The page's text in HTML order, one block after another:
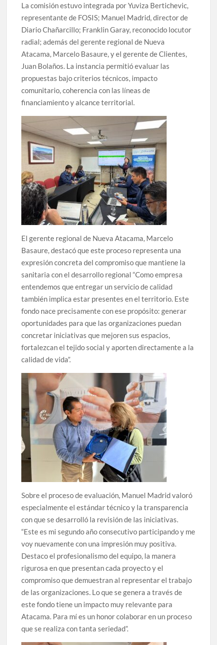
La comisión estuvo integrada por Yuviza Bertichevic,
representante de FOSIS; Manuel Madrid, director de
Diario Chañarcillo; Franklin Garay, reconocido locutor
radial; además del gerente regional de Nueva
Atacama, Marcelo Basaure, y el gerente de Clientes,
Juan Bolaños. La instancia permitió evaluar las
propuestas bajo criterios técnicos, impacto
comunitario, coherencia con las líneas de
financiamiento y alcance territorial.
El gerente regional de Nueva Atacama, Marcelo
Basaure, destacó que este proceso representa una
expresión concreta del compromiso que mantiene la
sanitaria con el desarrollo regional “Como empresa
entendemos que entregar un servicio de calidad
también implica estar presentes en el territorio. Este
fondo nace precisamente con ese propósito: generar
oportunidades para que las organizaciones puedan
concretar iniciativas que mejoren sus espacios,
fortalezcan el tejido social y aporten directamente a la
calidad de vida”.
Sobre el proceso de evaluación, Manuel Madrid valoró
especialmente el estándar técnico y la transparencia
con que se desarrolló la revisión de las iniciativas.
“Este es mi segundo año consecutivo participando y me
voy nuevamente con una impresión muy positiva.
Destaco el profesionalismo del equipo, la manera
rigurosa en que presentan cada proyecto y el
compromiso que demuestran al representar el trabajo
de las organizaciones. Lo que se genera a través de
este fondo tiene un impacto muy relevante para
Atacama. Para mí es un honor colaborar en un proceso
que se realiza con tanta seriedad”.